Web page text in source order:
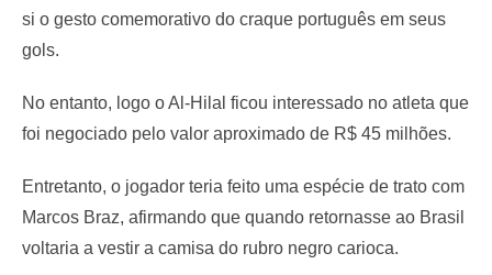
si o gesto comemorativo do craque português em seus
gols.
No entanto, logo o Al-Hilal ficou interessado no atleta que
foi negociado pelo valor aproximado de R$ 45 milhões.
Entretanto, o jogador teria feito uma espécie de trato com
Marcos Braz, afirmando que quando retornasse ao Brasil
voltaria a vestir a camisa do rubro negro carioca.